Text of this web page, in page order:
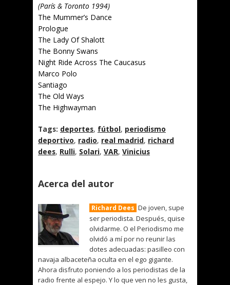
(París & Toronto 1994)
The Mummer’s Dance
Prologue
The Lady Of Shalott
The Bonny Swans
Night Ride Across The Caucasus
Marco Polo
Santiago
The Old Ways
The Highwayman
Tags: deportes, fútbol, periodismo
deportivo, radio, real madrid, richard
dees, Rulli, Solari, VAR, Vinicius
Acerca del autor
Richard Dees De joven, supe
ser periodista. Después, quise
olvidarme. O el Periodismo me
olvidó a mí por no reunir las
dotes adecuadas: pasilleo con
navaja albaceteña oculta en el ego gigante.
Ahora disfruto poniendo a los periodistas de la
radio frente al espejo. Y lo que ven no les gusta,